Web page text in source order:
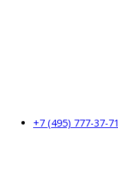
+7 (495) 777-37-71